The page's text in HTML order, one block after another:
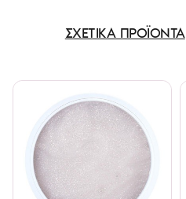
ΣΧΕΤΙΚΑ ΠΡΟΪΟΝΤΑ